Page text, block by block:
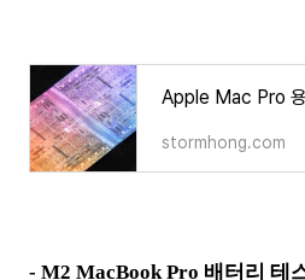
stormhong.com
- M2 MacBook Pro 배터리 테